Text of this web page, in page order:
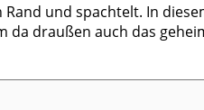
und spachtelt. In
draußen auch das